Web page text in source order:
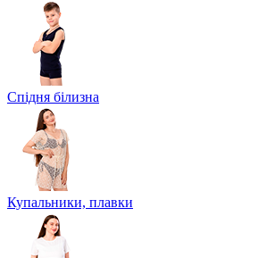
Спідня білизна
Купальники, плавки